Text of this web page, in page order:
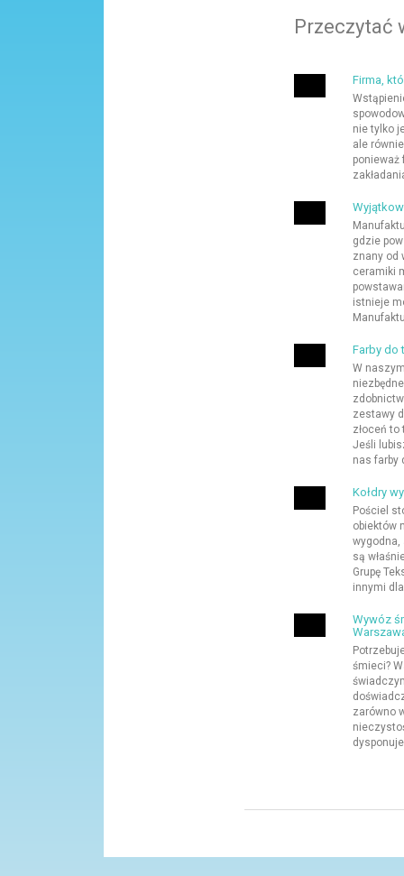
Przeczytać
Firma,
nie tylko
ale
ponieważ
gdzie
znany od
ceramiki
istnieje
Farby do
W
zestawy
złoceń
Jeśli
nas farby
Kołdry
Pościel
obiektów
wygodna,
są
Grupę
innymi
Wywóz
śmieci?
zarówno